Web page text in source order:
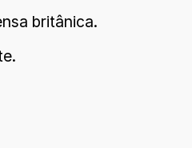
britânica.